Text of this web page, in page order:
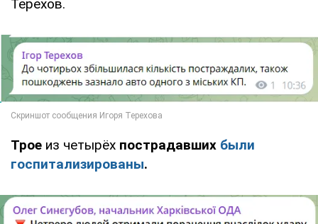
Терехов.
Трое из четырёх пострадавших были
госпитализированы.